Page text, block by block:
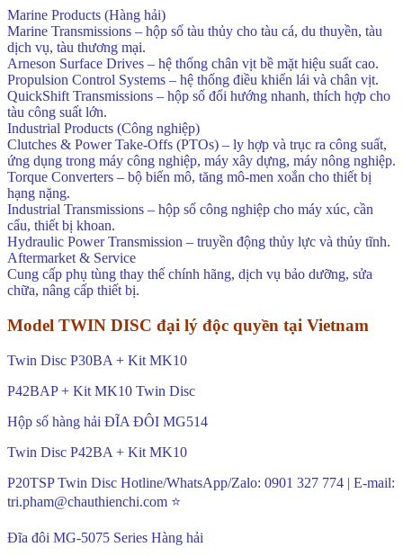
Marine Products (Hàng hải)
Marine Transmissions – hộp số tàu thủy cho tàu cá, du thuyền, tàu
dịch vụ, tàu thương mại.
Arneson Surface Drives – hệ thống chân vịt bề mặt hiệu suất cao.
Propulsion Control Systems – hệ thống điều khiển lái và chân vịt.
QuickShift Transmissions – hộp số đổi hướng nhanh, thích hợp cho
tàu công suất lớn.
Industrial Products (Công nghiệp)
Clutches & Power Take-Offs (PTOs) – ly hợp và trục ra công suất,
ứng dụng trong máy công nghiệp, máy xây dựng, máy nông nghiệp.
Torque Converters – bộ biến mô, tăng mô-men xoắn cho thiết bị
hạng nặng.
Industrial Transmissions – hộp số công nghiệp cho máy xúc, cần
cẩu, thiết bị khoan.
Hydraulic Power Transmission – truyền động thủy lực và thủy tĩnh.
Aftermarket & Service
Cung cấp phụ tùng thay thế chính hãng, dịch vụ bảo dưỡng, sửa
chữa, nâng cấp thiết bị.
Model TWIN DISC đại lý độc quyền tại Vietnam
Twin Disc P30BA + Kit MK10
P42BAP + Kit MK10 Twin Disc
Hộp số hàng hải ĐĨA ĐÔI MG514
Twin Disc P42BA + Kit MK10
P20TSP Twin Disc Hotline/WhatsApp/Zalo: 0901 327 774 | E-mail:
tri.pham@chauthienchi.com ⭐
Đĩa đôi MG-5075 Series Hàng hải